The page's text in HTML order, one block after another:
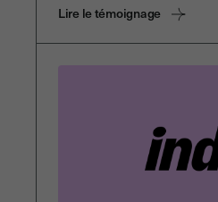
Lire le témoignage